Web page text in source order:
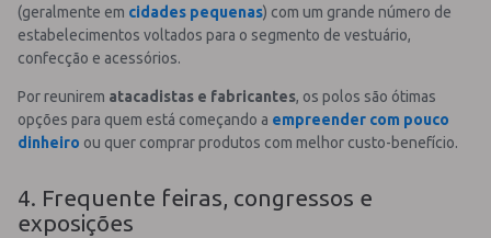
(geralmente em cidades pequenas) com um grande número de
estabelecimentos voltados para o segmento de vestuário,
confecção e acessórios.
Por reunirem atacadistas e fabricantes, os polos são ótimas
opções para quem está começando a empreender com pouco
dinheiro ou quer comprar produtos com melhor custo-benefício.
4. Frequente feiras, congressos e
exposições